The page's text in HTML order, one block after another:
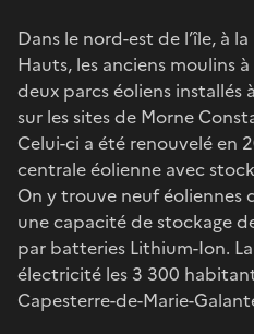
Dans le nord-est de l’île, à
Hauts, les anciens moulins
deux parcs éoliens installés
sur les sites de Morne
Celui-ci a été renouvelé en
centrale éolienne avec
On y trouve neuf éoliennes
une capacité de stockage
par batteries Lithium-Ion.
électricité les 3 300
Capesterre-de-Marie-